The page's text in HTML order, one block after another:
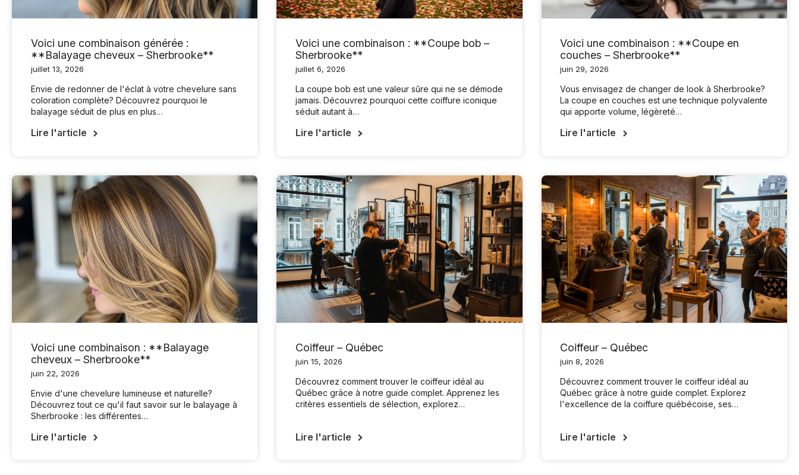
Voici une combinaison générée :
**Balayage cheveux – Sherbrooke**
juillet 13, 2026
Envie de redonner de l'éclat à votre chevelure sans
coloration complète? Découvrez pourquoi le
balayage séduit de plus en plus…
Lire l'article
Voici une combinaison : **Coupe bob –
Sherbrooke**
juillet 6, 2026
La coupe bob est une valeur sûre qui ne se démode
jamais. Découvrez pourquoi cette coiffure iconique
séduit autant à…
Lire l'article
Voici une combinaison : **Coupe en
couches – Sherbrooke**
juin 29, 2026
Vous envisagez de changer de look à Sherbrooke?
La coupe en couches est une technique polyvalente
qui apporte volume, légèreté…
Lire l'article
Voici une combinaison : **Balayage
cheveux – Sherbrooke**
juin 22, 2026
Envie d'une chevelure lumineuse et naturelle?
Découvrez tout ce qu'il faut savoir sur le balayage à
Sherbrooke : les différentes…
Lire l'article
Coiffeur – Québec
juin 15, 2026
Découvrez comment trouver le coiffeur idéal au
Québec grâce à notre guide complet. Apprenez les
critères essentiels de sélection, explorez…
Lire l'article
Coiffeur – Québec
juin 8, 2026
Découvrez comment trouver le coiffeur idéal au
Québec grâce à notre guide complet. Explorez
l'excellence de la coiffure québécoise, ses…
Lire l'article